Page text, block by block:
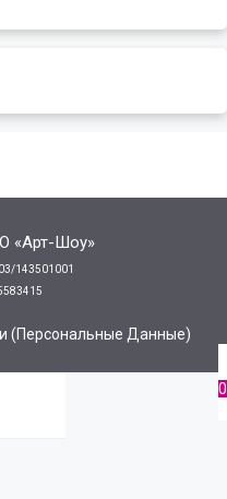
«Арт-Шоу»
143501001
(персональные Данные)
0